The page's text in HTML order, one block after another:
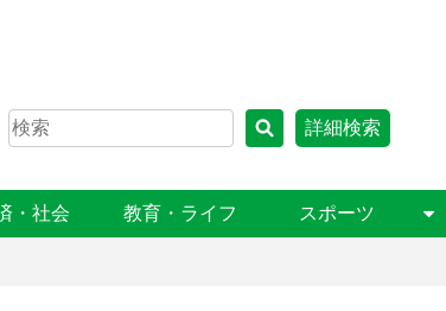
詳細検索
・社会 教育・ライフ スポーツ